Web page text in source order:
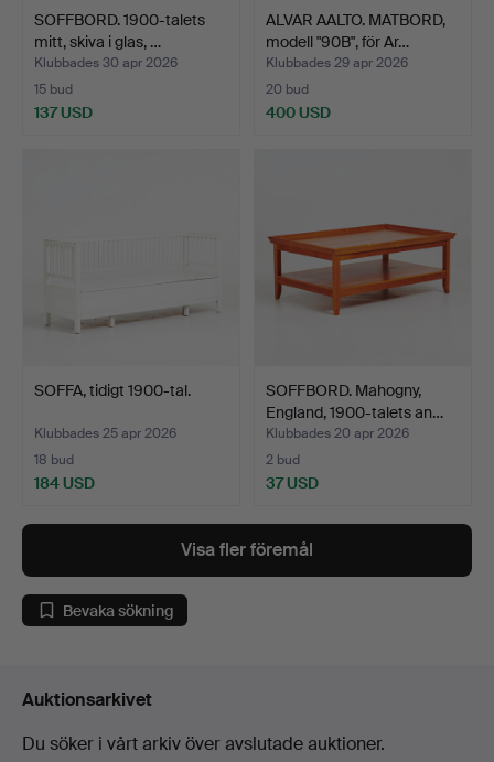
SOFFBORD. 1900-talets
mitt, skiva i glas, …
Klubbades 30 apr 2026
15 bud
137 USD
ALVAR AALTO. MATBORD,
modell "90B", för Ar…
Klubbades 29 apr 2026
20 bud
400 USD
SOFFA, tidigt 1900-tal.
Klubbades 25 apr 2026
18 bud
184 USD
SOFFBORD. Mahogny,
England, 1900-talets an…
Klubbades 20 apr 2026
2 bud
37 USD
Visa fler föremål
Bevaka sökning
Auktionsarkivet
Du söker i vårt arkiv över avslutade auktioner.